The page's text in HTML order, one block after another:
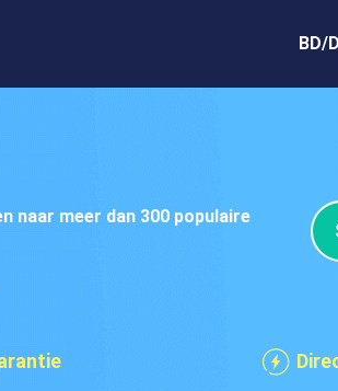
BD/
naar meer dan 300 populaire